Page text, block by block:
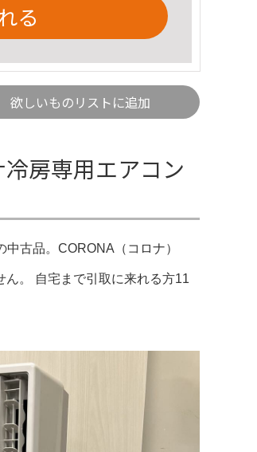
る
欲しいものリストに追加
房専用エアコン
古品。CORONA（コロナ）
。 自宅まで引取に来れる方11